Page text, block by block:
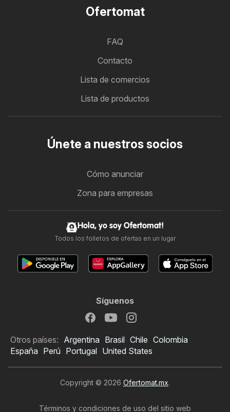
Ofertomat
FAQ
Contacto
Lista de comercios
Lista de productos
Únete a nuestros socios
Cómo anunciar
Zona para empresas
Hola, yo soy Ofertomat!
Todos los folletos de ofertas en un lugar
Síguenos
Otros países: Argentina Brasil Chile Colombia
España Perú Portugal United States
Copyright © 2026 Ofertomat.mx.
Términos y condiciones de uso del sitio web